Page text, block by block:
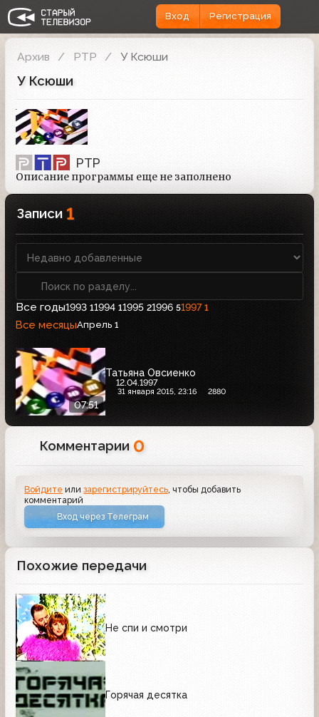
Вход Регистрация
Архив РТР У Ксюши
У Ксюши
РТР
Описание программы еще не заполнено
Записи 1
Все годы1993 11994 11995 21996 51997 1
Все месяцыАпрель 1
07:51
Татьяна Овсиенко
12.04.1997
31 января 2015, 23:16 2880
Комментарии 0
Войдите илизарегистрируйтесь , чтобы добавить
комментарий
Вход через Телеграм
Похожие передачи
Не спи и смотри
Горячая десятка